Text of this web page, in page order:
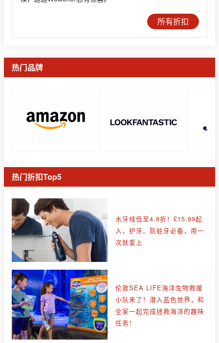
所有折扣
热门品牌
热门折扣Top5
水牙线低至4.9折！£15.99起
入，护牙、防蛀牙必备，用一
次就爱上
伦敦SEA LIFE海洋生物救援
小队来了！潜入蓝色世界，和
全家一起完成拯救海洋的趣味
任务！